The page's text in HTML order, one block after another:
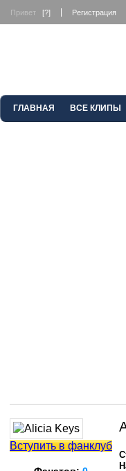
Привет [?] Регистрация
ГЛАВНАЯ ВСЕ КЛИПЫ
Вступить в фанклуб